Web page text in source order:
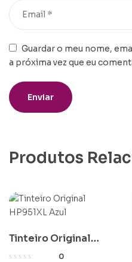
Guardar o meu nome,
a próxima vez que eu
Produtos
Tinteiro Original
HP951XL Azul
0